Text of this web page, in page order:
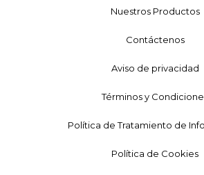
Nuestros Productos
Contáctenos
Aviso de privacidad
Términos y
Política de Tratamiento de
Política de Cookies